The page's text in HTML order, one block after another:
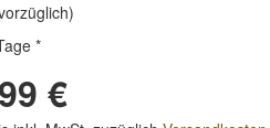
*
€